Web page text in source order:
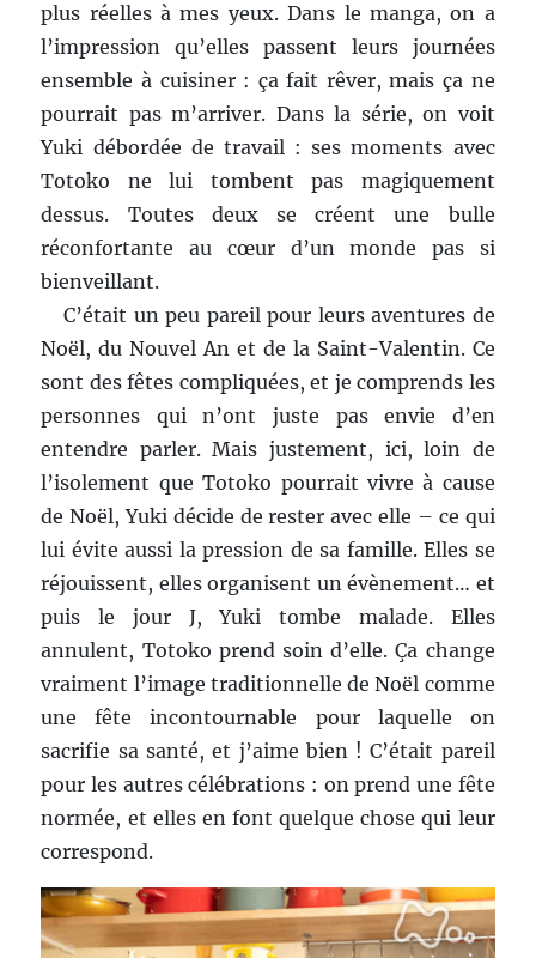
plus réelles à mes yeux. Dans le manga, on a
l’impression qu’elles passent leurs journées
ensemble à cuisiner : ça fait rêver, mais ça ne
pourrait pas m’arriver. Dans la série, on voit
Yuki débordée de travail : ses moments avec
Totoko ne lui tombent pas magiquement
dessus. Toutes deux se créent une bulle
réconfortante au cœur d’un monde pas si
bienveillant.
C’était un peu pareil pour leurs aventures de
Noël, du Nouvel An et de la Saint-Valentin. Ce
sont des fêtes compliquées, et je comprends les
personnes qui n’ont juste pas envie d’en
entendre parler. Mais justement, ici, loin de
l’isolement que Totoko pourrait vivre à cause
de Noël, Yuki décide de rester avec elle – ce qui
lui évite aussi la pression de sa famille. Elles se
réjouissent, elles organisent un évènement… et
puis le jour J, Yuki tombe malade. Elles
annulent, Totoko prend soin d’elle. Ça change
vraiment l’image traditionnelle de Noël comme
une fête incontournable pour laquelle on
sacrifie sa santé, et j’aime bien ! C’était pareil
pour les autres célébrations : on prend une fête
normée, et elles en font quelque chose qui leur
correspond.